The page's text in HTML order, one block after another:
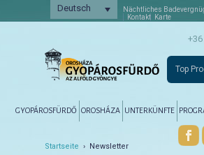
Deutsch Nächtliches
Kontakt
Karte
Top
Tovább az elsődleges
Tovább a másodlagos
GYOPÁROSFÜRDŐ OROSHÁZA UNTERKÜNFTE
Startseite › Newsletter